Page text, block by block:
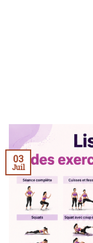
03
Juil